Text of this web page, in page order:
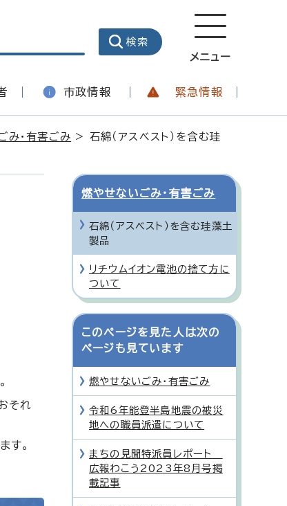
メニュー
市政情報 緊急情報
み・有害ごみ > 石綿（アスベスト）を含む珪
それ
す。
燃やせないごみ・有害ごみ
石綿（アスベスト）を含む珪藻土
製品
リチウムイオン電池の捨て方に
ついて
このページを見た人は次の
ページも見ています
燃やせないごみ・有害ごみ
令和6年能登半島地震の被災
地への職員派遣について
まちの見聞特派員レポート
広報わこう2023年8月号掲
載記事